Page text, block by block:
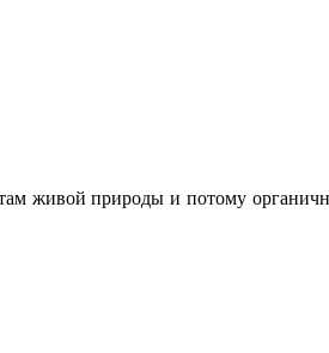
живой природы и потому